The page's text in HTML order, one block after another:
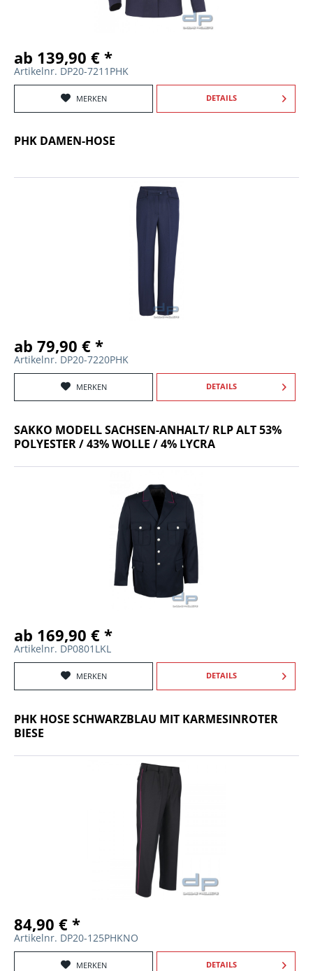
ab 139,90 € *
Artikelnr. DP20-7211PHK
MERKEN DETAILS
PHK DAMEN-HOSE
ab 79,90 € *
Artikelnr. DP20-7220PHK
MERKEN DETAILS
SAKKO MODELL SACHSEN-ANHALT/ RLP ALT 53%
POLYESTER / 43% WOLLE / 4% LYCRA
ab 169,90 € *
Artikelnr. DP0801LKL
MERKEN DETAILS
PHK HOSE SCHWARZBLAU MIT KARMESINROTER
BIESE
84,90 € *
Artikelnr. DP20-125PHKNO
MERKEN DETAILS